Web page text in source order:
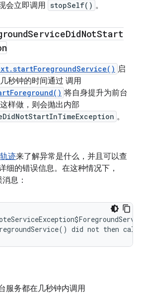
会立即调用 stopSelf() 。
ServiceDidNotStart
启
秒钟的时间通过 调用
将自身提升为前台
样做，则会抛出内部
。
迹来了解异常是什么，并且可以查
细的错误信息。在这种情况下，
息：
服务都在几秒钟内调用